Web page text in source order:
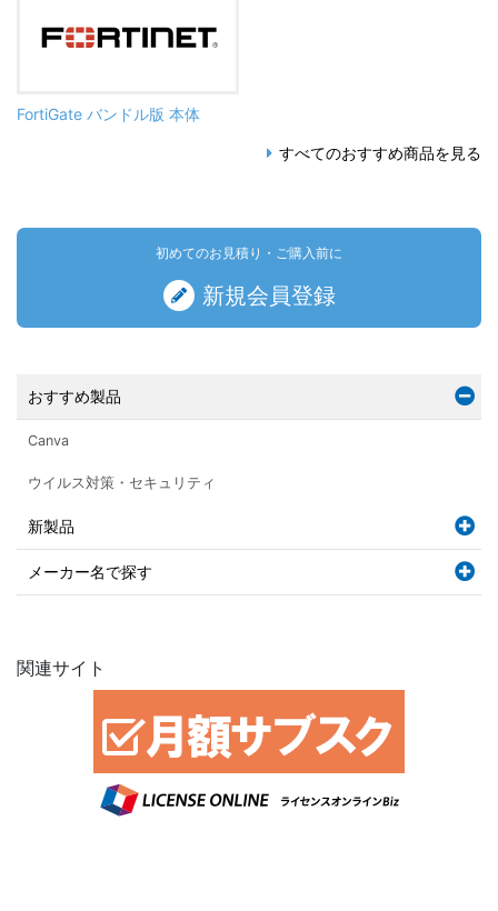
FortiGate バンドル版 本体
すべてのおすすめ商品を見る
初めてのお見積り・ご購入前に
新規会員登録
おすすめ製品
Canva
ウイルス対策・セキュリティ
新製品
メーカー名で探す
関連サイト